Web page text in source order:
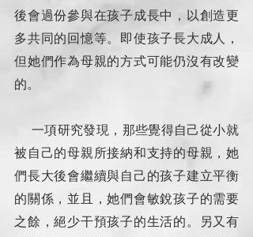
後會過份參與在孩子成長中，以創造更
多共同的回憶等。即使孩子長大成人，
但她們作為母親的方式可能仍沒有改變
的。
被自己的母親所接納和支持的母親，她
們長大後會繼續與自己的孩子建立平衡
的關係，並且，她們會敏銳孩子的需要
之餘，絕少干預孩子的生活的。另又有